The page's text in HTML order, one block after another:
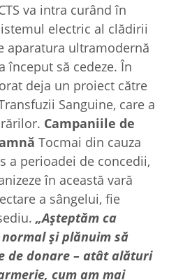
va intra curând în
electric al clădirii
aparatura ultramodernă
început să cedeze. În
deja un proiect către
Sanguine, care a
Campaniile de
Tocmai din cauza
a perioadei de concedii,
în această vară
a sângelui, fie
„Așteptăm ca
și plănuim să
de donare – atât alături
cum am mai